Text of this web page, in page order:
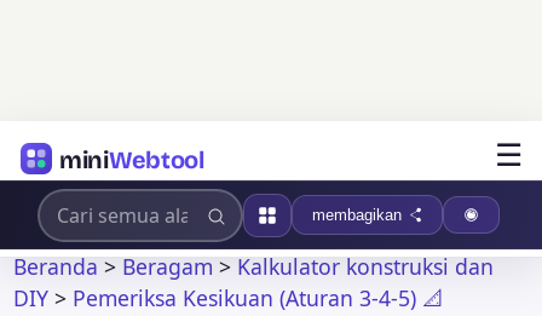
miniWebtool ☰
membagikan
Beranda>Beragam>Kalkulator konstruksi dan
DIY > Pemeriksa Kesikuan (Aturan 3-4-5) 📐